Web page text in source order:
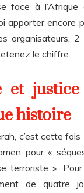
face à
apporter encore
organisateurs, 2
le chiffre.
et
histoire
c’est cette
pour «
terroriste ».
de quatre